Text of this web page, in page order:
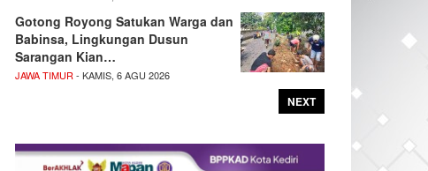
Gotong Royong Satukan Warga dan
Babinsa, Lingkungan Dusun
Sarangan Kian…
JAWA TIMUR - KAMIS, 6 AGU 2026
NEXT